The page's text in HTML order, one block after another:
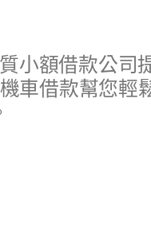
小額借款公司
車借款幫您輕